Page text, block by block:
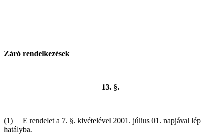
Záró rendelkezések
13. §.
(1) E rendelet a 7. §. kivételével 2001. július 01. napjával lép
hatályba.